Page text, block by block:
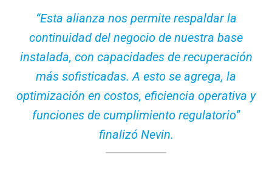
“Esta alianza nos permite respaldar la
continuidad del negocio de nuestra base
instalada, con capacidades de recuperación
más sofisticadas. A esto se agrega, la
optimización en costos, eficiencia operativa y
funciones de cumplimiento regulatorio”
finalizó Nevin.